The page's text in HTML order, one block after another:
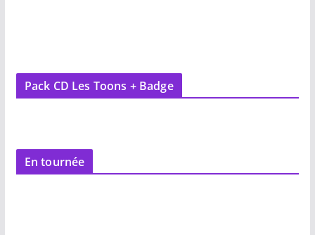
Pack CD Les Toons + Badge
En tournée